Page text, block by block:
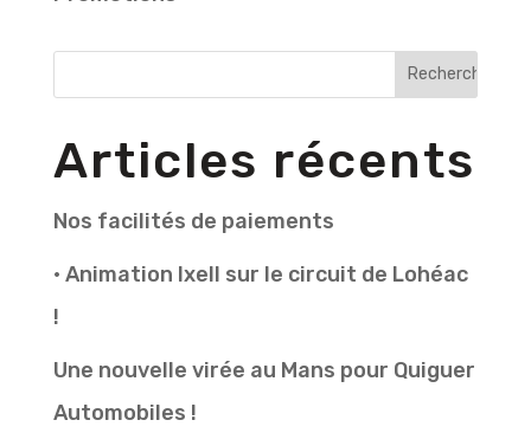
Articles récents
Nos facilités de paiements
• Animation Ixell sur le circuit de Lohéac
!
Une nouvelle virée au Mans pour Quiguer
Automobiles !